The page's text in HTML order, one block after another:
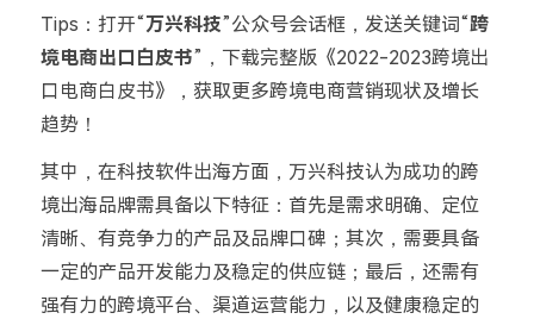
Tips： 打开“万兴科技”公众号会话框，发送关键词“跨
境电商出口白皮书”，下载完整版《2022-2023跨境出
口电商白皮书》，获取更多跨境电商营销现状及增长
趋势！
其中，在科技软件出海方面，万兴科技认为成功的跨
境出海品牌需具备以下特征：首先是需求明确、定位
清晰、有竞争力的产品及品牌口碑；其次，需要具备
一定的产品开发能力及稳定的供应链；最后，还需有
强有力的跨境平台、渠道运营能力，以及健康稳定的